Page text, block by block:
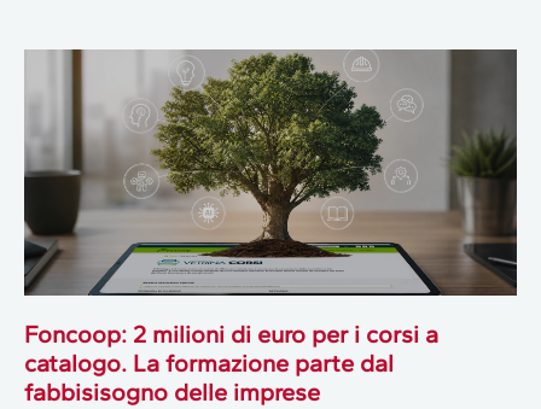
Foncoop: 2 milioni di euro per i corsi a
catalogo. La formazione parte dal
fabbisisogno delle imprese